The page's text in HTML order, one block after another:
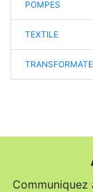
POMPES
TEXTILE
Communiquez